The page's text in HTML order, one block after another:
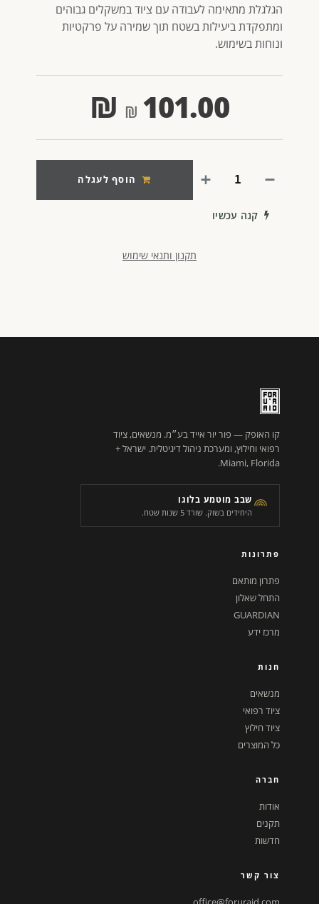
הגלגלת מתאימה לעבודה עם ציוד במשקלים גבוהים
ומתפקדת ביעילות בשטח תוך שמירה על פרקטיות
ונוחות בשימוש.
101.00
₪
הוסף לעגלה
קנה עכשיו
תקנון ותנאי שימוש
קו האופק — פור יור אייד בע״מ. מנשאים, ציוד
רפואי וחילוץ, ומערכת ניהול דיגיטלית. ישראל +
Miami, Florida.
שבב מוטמע בלוגו
היחידים בשוק. שורד 5 שנות שטח.
פתרונות
פתרון מותאם
התחל שאלון
GUARDIAN
מרכז ידע
חנות
מנשאים
ציוד רפואי
ציוד חילוץ
כל המוצרים
חברה
אודות
תקנים
חדשות
צור קשר